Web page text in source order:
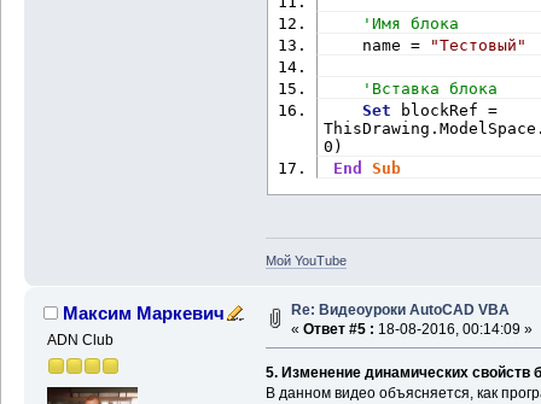
'Имя блока
name =
"Тестовый"
'Вставка блока
Set blockRef =
0)
End
Sub
Мой YouTube
Максим Маркевич
ADN Club
Re: Видеоуроки AutoCAD VBA
« Ответ #5 : 18-08-2016, 00:14:09 »
5. Изменение динамических свойств
В данном видео объясняется, как